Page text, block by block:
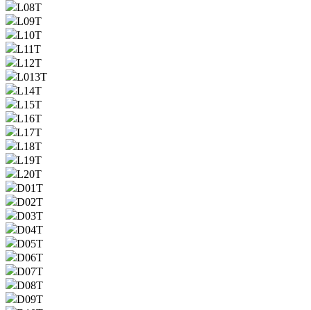
L08T
L09T
L10T
L11T
L12T
L013T
L14T
L15T
L16T
L17T
L18T
L19T
L20T
D01T
D02T
D03T
D04T
D05T
D06T
D07T
D08T
D09T